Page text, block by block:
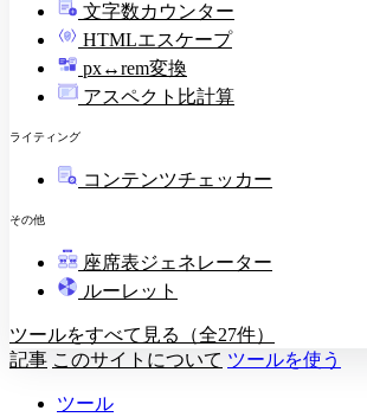
文字数カウンター
HTMLエスケープ
px↔rem変換
アスペクト比計算
ライティング
コンテンツチェッカー
その他
教壇
座席表ジェネレーター
ルーレット
ツールをすべて見る（全27件）
記事 このサイトについて ツールを使う
ツール